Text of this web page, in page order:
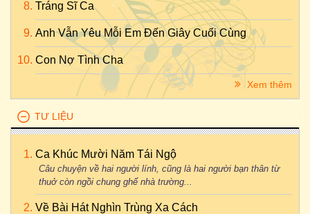
Tráng Sĩ Ca
Anh Vẫn Yêu Mỗi Em Đến Giây Cuối Cùng
Con Nợ Tình Cha
Xem thêm
TƯ LIỆU
Ca Khúc Mười Năm Tái Ngộ
Câu chuyện về hai người lính, cũng là hai người bạn thân từ
thuở còn ngồi chung ghế nhà trường...
Về Bài Hát Nghìn Trùng Xa Cách